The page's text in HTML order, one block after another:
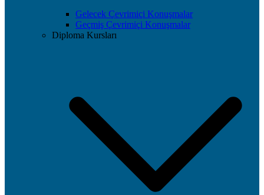
Gelecek Çevrimiçi Konuşmalar
Geçmiş Çevrimiçi Konuşmalar
Diploma Kursları